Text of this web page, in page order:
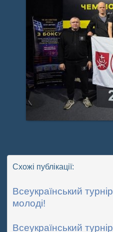
Схожі публікації:
Всеукраїнський
молоді!
Всеукраїнський